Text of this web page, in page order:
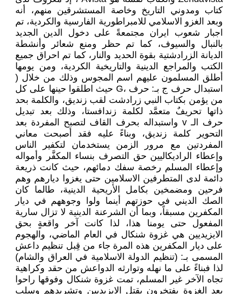
كتاب ومدوني التاريخ وخاصة المستشرقين منهم، أنه
وبعد الغزو الاسلامي للامبراطورية الفارسية والكردية، تم
اجبار شعوب ايران مجتمعةً على دخول الدين الجديد
بالنبال والسيوف، كما تم حظر ومنع شعائر وأنشطة
الديانة الزرادشتية بقوة الحديد والنار، كما تم احراق جميع
الكتب والمراجع الدينية والتاريخية الكردية، ومن يومها
أطلق المسلمون عليهم اسم المجوس وذلك من خلال (
استبدال حرف ج بـ: حرف ،G حيث اطلقوا حينها على كل
من يؤمن بكتاب النبي زرادشت لقب زنديق، والكلمة بحد
ذاتها تحريفٌ متعمَّد لكلمة زندافستا، وذلك بعد تبديل
حرف الـ v واستبداله بحرف القاف لتصبح المفردة بعد
التحوير كلمة زنديق، وبناءً عليه فقد أصبحت معاني
المفردتين مع مرور الزمن يستخدمان لتكفير الناس
وإعطاء الراديكاليين حق التصرف بنساء المكفَّر وأمواله
وإعطاء المسلم رخصة سفك دمائهم، حيث كانت ذريعة
دائمة لدى المتطرفين الاسلامين حتى يغزوا ديارهم وهم
فرحين ومضمخين بكامل الأريحية الدينية، طالما كان
الصك الديني في حوزتهم أينما ولوا وجوههم في ديار
المكفرين مسبقاً، وبما أن الشرعنة الدينية لا تزال سارية
المفعول حتى يومنا هذا، لذا كانت آخر واقعةٍ بحق
الايزيديين هي غزوة شنكال في العام الماضي، والهجوم
على ديار المكفرين هذه المرة جاء من قِبل تنظيم داعش
المسمى بـ: (تنظيم الدولة الاسلامية في العراق والشام)
لذا فبناءً على ما نهله وتوارثه الدواعش من حقد وكراهية
تجاه الآخر غير المسلم، تمت غزوة شنكال وفوقها راحوا
بعد الغزوة يفتخرون بقتل الايزيديين وتشريدهم وسلب